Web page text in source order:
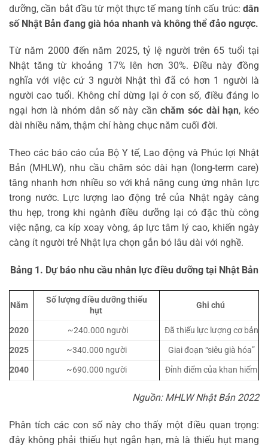
dưỡng, cần bắt đầu từ một thực tế mang tính cấu trúc: dân
số Nhật Bản đang già hóa nhanh và không thể đảo ngược.
Từ năm 2000 đến năm 2025, tỷ lệ người trên 65 tuổi tại
Nhật tăng từ khoảng 17% lên hơn 30%. Điều này đồng
nghĩa với việc cứ 3 người Nhật thì đã có hơn 1 người là
người cao tuổi. Không chỉ dừng lại ở con số, điều đáng lo
ngại hơn là nhóm dân số này cầnchăm sóc dài hạn, kéo
dài nhiều năm, thậm chí hàng chục năm cuối đời.
Theo các báo cáo của Bộ Y tế, Lao động và Phúc lợi Nhật
Bản (MHLW), nhu cầu chăm sóc dài hạn (long-term care)
tăng nhanh hơn nhiều so với khả năng cung ứng nhân lực
trong nước. Lực lượng lao động trẻ của Nhật ngày càng
thu hẹp, trong khi ngành điều dưỡng lại có đặc thù công
việc nặng, ca kíp xoay vòng, áp lực tâm lý cao, khiến ngày
càng ít người trẻ Nhật lựa chọn gắn bó lâu dài với nghề.
Bảng 1. Dự báo nhu cầu nhân lực điều dưỡng tại Nhật Bản
Năm
Số lượng điều dưỡng thiếu
hụt
Ghi chú
2020 ~240.000 người
Đã thiếu lực lượng cơ bản
2025
~340.000 người
Giai đoạn “siêu già hóa”
2040
~690.000 người Đỉnh điểm của khan hiếm
Nguồn: MHLW Nhật Bản 2022
Phân tích các con số này cho thấy một điều quan trọng:
đây không phải thiếu hụt ngắn hạn, mà là thiếu hụt mang